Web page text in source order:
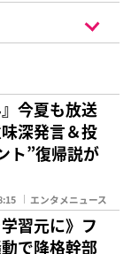
今夏も放送
深発言＆投
ト”復帰説が
エンタメニュース
習元に》フ
で降格幹部